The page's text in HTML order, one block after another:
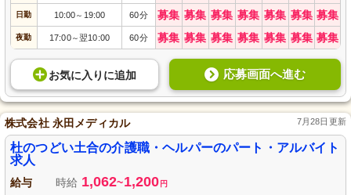
日勤 10:00～ 19:00 60分 募集 募集 募集 募集 募集 募集 募集
夜勤 17:00～翌10:00 60分 募集 募集 募集 募集 募集 募集 募集
お気に入り に追加 応募画面へ進む
株式会社 永田メディカル 7月28日更新
杜のつどい土合の介護職・ヘルパーのパート・アルバイト
求人
給与 時給 1,062~1,200 円